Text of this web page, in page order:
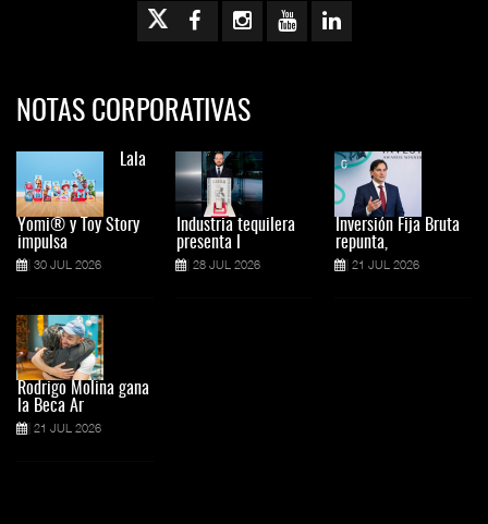
NOTAS CORPORATIVAS
Lala
Yomi® y Toy Story
impulsa
30 JUL 2026
Rodrigo Molina gana
la Beca Ar
21 JUL 2026
Industria tequilera
presenta l
28 JUL 2026
Inversión Fija Bruta
repunta,
21 JUL 2026